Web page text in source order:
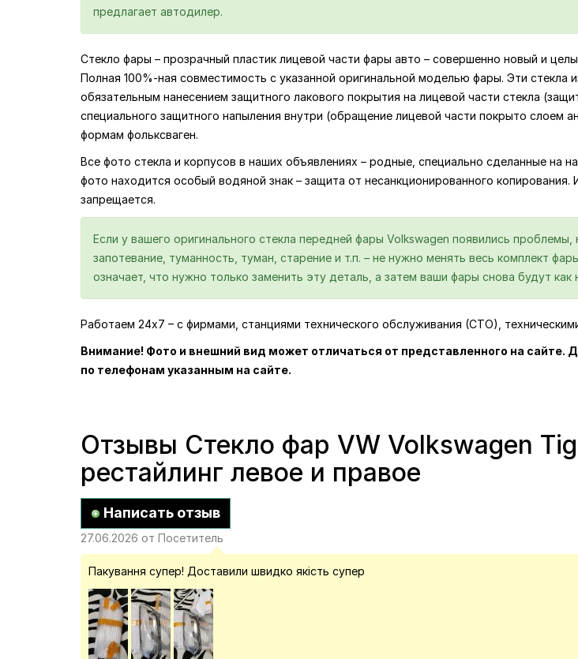
предлагает автодилер.
Стекло фары – прозрачный пластик лицевой части фары авто – совершенно новый и
Полная 100%-ная совместимость с указанной оригинальной моделью фары. Эти стекла
обязательным нанесением защитного лакового покрытия на лицевой части стекла
специального защитного напыления внутри (обращение лицевой части покрыто слоем
формам фольксваген.
Все фото стекла и корпусов в наших объявлениях – родные, специально сделанные на
фото находится особый водяной знак – защита от несанкционированного
запрещается.
Если у вашего оригинального стекла передней фары Volkswagen появились
запотевание, туманность, туман, старение и т.п. – не нужно менять весь комплект
означает, что нужно только заменить эту деталь, а затем ваши фары снова будут как
Работаем 24х7 – с фирмами, станциями технического обслуживания (СТО),
Внимание! Фото и внешний вид может отличаться от представленного на сайте.
по телефонам указанным на сайте.
Отзывы Стекло фар VW Volkswagen
рестайлинг левое и правое
Написать отзыв
27.06.2026 от Посетитель
Пакування супер! Доставили швидко якість супер